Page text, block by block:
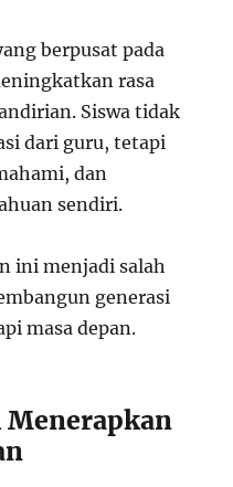
berpusat pada
rasa
Siswa tidak
dari guru, tetapi
dan
sendiri.
ini menjadi salah
generasi
masa depan.
Menerapkan